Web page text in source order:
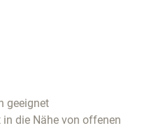
geeignet
die Nähe von offenen